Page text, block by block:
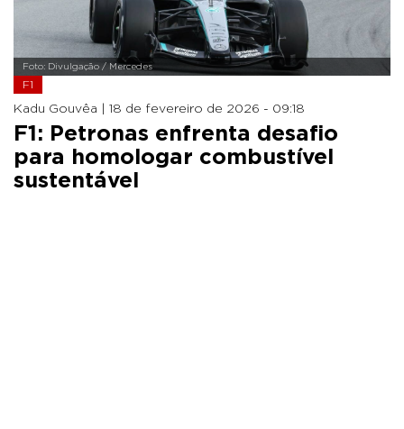
Foto: Divulgação / Mercedes
F1
Kadu Gouvêa | 18 de fevereiro de 2026 - 09:18
F1: Petronas enfrenta desafio
para homologar combustível
sustentável